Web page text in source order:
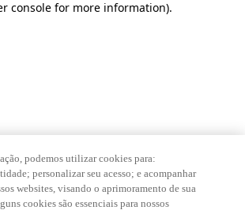
console for more information).
podemos utilizar cookies para:
personalizar seu acesso; e acompanhar
websites, visando o aprimoramento de sua
cookies são essenciais para nossos